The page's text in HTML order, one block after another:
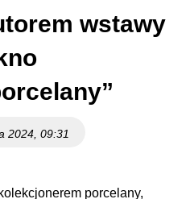
wstawy
2024, 09:31
porcelany,